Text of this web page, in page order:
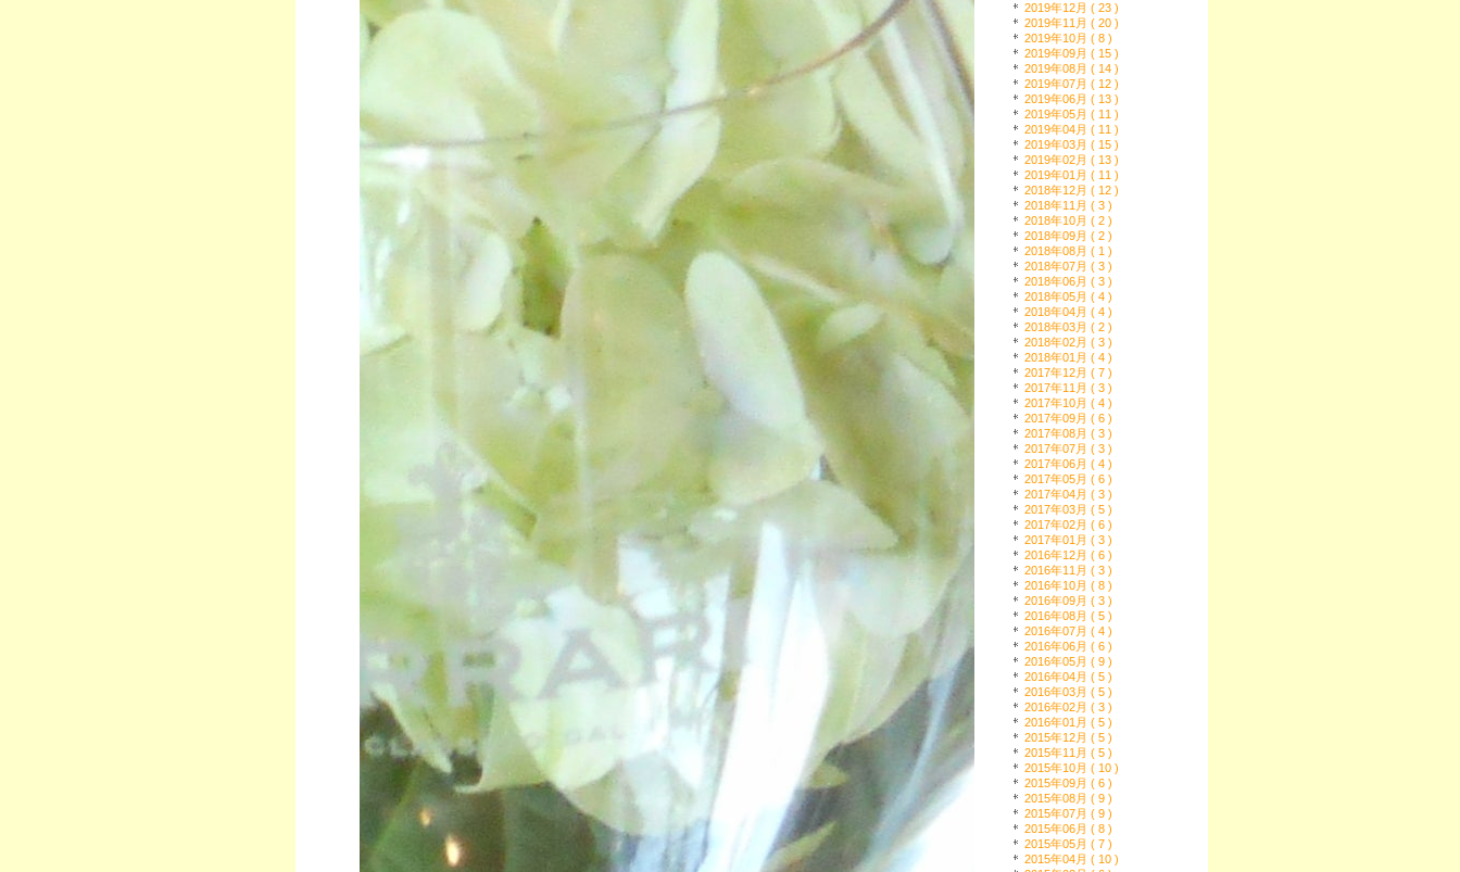
2019年12月 ( 23 )
2019年11月 ( 20 )
2019年10月 ( 8 )
2019年09月 ( 15 )
2019年08月 ( 14 )
2019年07月 ( 12 )
2019年06月 ( 13 )
2019年05月 ( 11 )
2019年04月 ( 11 )
2019年03月 ( 15 )
2019年02月 ( 13 )
2019年01月 ( 11 )
2018年12月 ( 12 )
2018年11月 ( 3 )
2018年10月 ( 2 )
2018年09月 ( 2 )
2018年08月 ( 1 )
2018年07月 ( 3 )
2018年06月 ( 3 )
2018年05月 ( 4 )
2018年04月 ( 4 )
2018年03月 ( 2 )
2018年02月 ( 3 )
2018年01月 ( 4 )
2017年12月 ( 7 )
2017年11月 ( 3 )
2017年10月 ( 4 )
2017年09月 ( 6 )
2017年08月 ( 3 )
2017年07月 ( 3 )
2017年06月 ( 4 )
2017年05月 ( 6 )
2017年04月 ( 3 )
2017年03月 ( 5 )
2017年02月 ( 6 )
2017年01月 ( 3 )
2016年12月 ( 6 )
2016年11月 ( 3 )
2016年10月 ( 8 )
2016年09月 ( 3 )
2016年08月 ( 5 )
2016年07月 ( 4 )
2016年06月 ( 6 )
2016年05月 ( 9 )
2016年04月 ( 5 )
2016年03月 ( 5 )
2016年02月 ( 3 )
2016年01月 ( 5 )
2015年12月 ( 5 )
2015年11月 ( 5 )
2015年10月 ( 10 )
2015年09月 ( 6 )
2015年08月 ( 9 )
2015年07月 ( 9 )
2015年06月 ( 8 )
2015年05月 ( 7 )
2015年04月 ( 10 )